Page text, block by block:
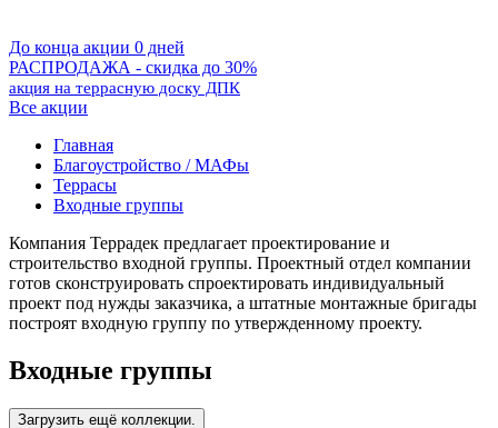
До конца акции 0 дней
РАСПРОДАЖА - скидка до 30%
акция на террасную доску ДПК
Все акции
Главная
Благоустройство / МАФы
Террасы
Входные группы
Компания Террадек предлагает проектирование и
строительство входной группы. Проектный отдел компании
готов сконструировать спроектировать индивидуальный
проект под нужды заказчика, а штатные монтажные бригады
построят входную группу по утвержденному проекту.
Входные группы